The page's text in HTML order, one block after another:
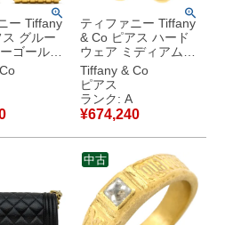
ー Tiffany
グルー
ゴールド
18K カ
カフスボ
ル型 パロ
ティファニー Tiffany
& Co ピアス ハード
ウェア ミディアムリ
ンク イエローゴール
ド T&Co. Au750 18K
18金 ゲージリンク
【中古】中古美品
Tiffany & Co
ピアス
ランク: A
¥674,240
中古